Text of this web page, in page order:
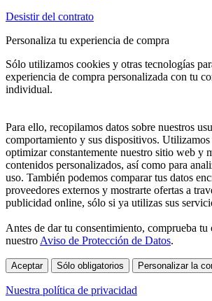
Desistir del contrato
Personaliza tu experiencia de compra
Sólo utilizamos cookies y otras tecnologías
experiencia de compra personalizada con tu
individual.
Para ello, recopilamos datos sobre nuestros
comportamiento y sus dispositivos. Utilizamos
optimizar constantemente nuestro sitio web y
contenidos personalizados, así como para
uso. También podemos comparar tus datos
proveedores externos y mostrarte ofertas a
publicidad online, sólo si ya utilizas sus
Antes de dar tu consentimiento, comprueba
nuestro Aviso de Protección de Datos.
Aceptar Sólo obligatorios Personalizar la
Nuestra política de privacidad